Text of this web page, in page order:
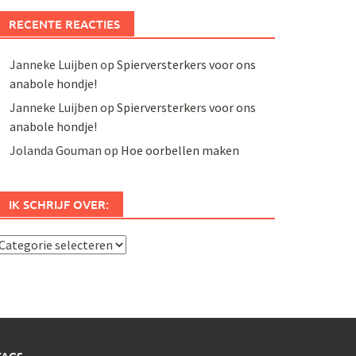
RECENTE REACTIES
Janneke Luijben op Spierversterkers voor ons
anabole hondje!
Janneke Luijben op Spierversterkers voor ons
anabole hondje!
Jolanda Gouman op Hoe oorbellen maken
IK SCHRIJF OVER: